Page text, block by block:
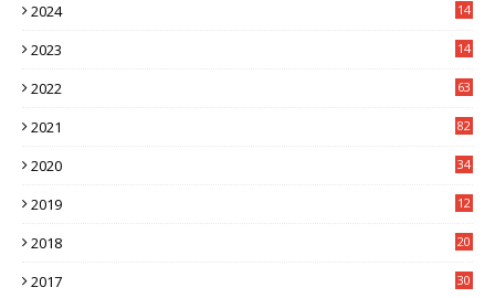
2024
14
2023
14
2022 63
2021 82
2020 34
2019
12
2018
20
2017
30